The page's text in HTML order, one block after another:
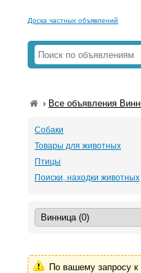
Доска частных объявлений
› Все объявления
Собаки
Товары для животных
Птицы
Поиски, находки животных
По вашему запросу